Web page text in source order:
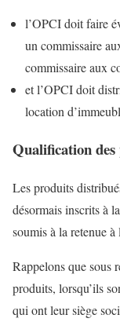
l’OPCI doit faire
un commissaire
commissaire aux
et l’OPCI doit
location
Qualification
Les produits
désormais inscrits à
soumis à la retenue
Rappelons que sous
produits, lorsqu’ils
qui ont leur siège